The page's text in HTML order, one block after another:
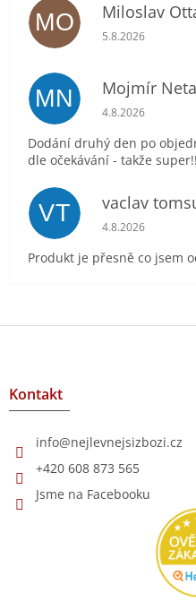
MO Miloslav
Hodnocení
5.8.2026
MN Mojmír
Hodnocení
4.8.2026
Dodání druhý den po
dle očekávání - takže
VT vaclav
Hodnocení
4.8.2026
Produkt je přesně co jsem
Z
Kontakt
info@nejlevnejsizbozi.cz
+420 608 873 565
Jsme na Facebooku